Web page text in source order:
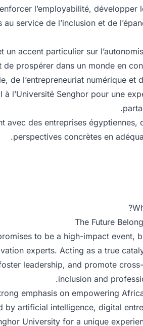
l’employabilité,
service de l’inclusion et de
un accent particulier sur
de prospérer dans un monde en
de l’entrepreneuriat numérique et
à l’Université Senghor pour une
avec des entreprises
perspectives concrètes en
The Future
to be a high-impact event,
experts. Acting as a true
leadership, and promote
inclusion and
emphasis on empowering
by artificial intelligence, digital
University for a unique